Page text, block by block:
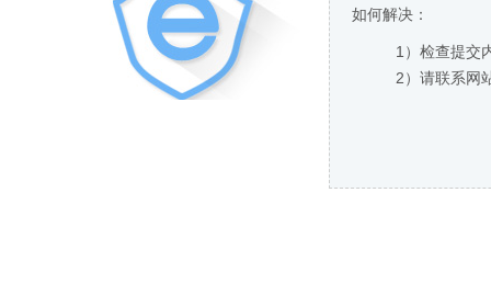
如何解决：
1）检查提交
2）请联系网